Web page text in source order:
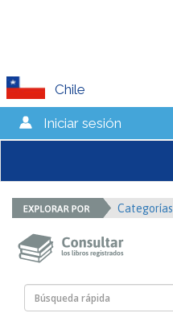
Chile
Iniciar sesión
Categorías